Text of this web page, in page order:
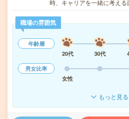
時、キャリアを一緒に考え
職場の雰囲気
年齢層
20代
30代
男女比率
女性
もっと見る